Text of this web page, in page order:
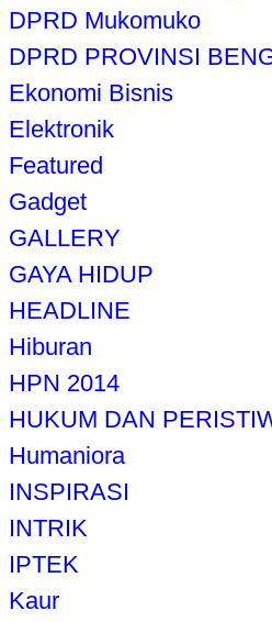
DPRD Mukomuko
DPRD PROVINSI
Ekonomi Bisnis
Elektronik
Featured
Gadget
GALLERY
GAYA HIDUP
HEADLINE
Hiburan
HPN 2014
HUKUM DAN
Humaniora
INSPIRASI
INTRIK
IPTEK
Kaur